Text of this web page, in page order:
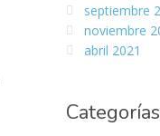
septiembre
noviembre
abril 2021
Categorías